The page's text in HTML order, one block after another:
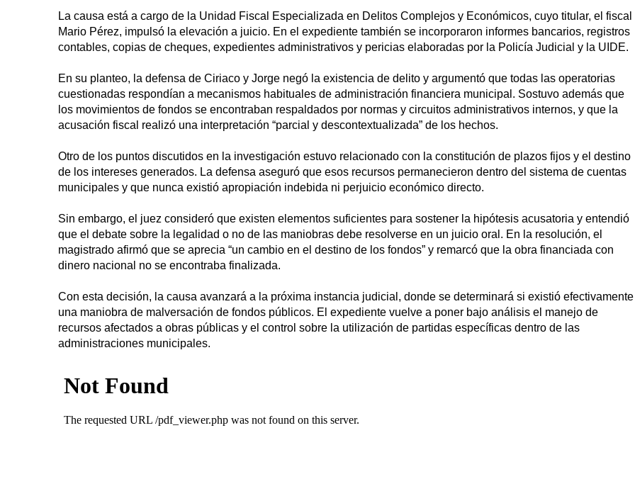
La causa está a cargo de la Unidad Fiscal Especializada en Delitos Complejos y Económicos, cuyo titular, el fiscal
Mario Pérez, impulsó la elevación a juicio. En el expediente también se incorporaron informes bancarios, registros
contables, copias de cheques, expedientes administrativos y pericias elaboradas por la Policía Judicial y la UIDE.
En su planteo, la defensa de Ciriaco y Jorge negó la existencia de delito y argumentó que todas las operatorias
cuestionadas respondían a mecanismos habituales de administración financiera municipal. Sostuvo además que
los movimientos de fondos se encontraban respaldados por normas y circuitos administrativos internos, y que la
acusación fiscal realizó una interpretación “parcial y descontextualizada” de los hechos.
Otro de los puntos discutidos en la investigación estuvo relacionado con la constitución de plazos fijos y el destino
de los intereses generados. La defensa aseguró que esos recursos permanecieron dentro del sistema de cuentas
municipales y que nunca existió apropiación indebida ni perjuicio económico directo.
Sin embargo, el juez consideró que existen elementos suficientes para sostener la hipótesis acusatoria y entendió
que el debate sobre la legalidad o no de las maniobras debe resolverse en un juicio oral. En la resolución, el
magistrado afirmó que se aprecia “un cambio en el destino de los fondos” y remarcó que la obra financiada con
dinero nacional no se encontraba finalizada.
Con esta decisión, la causa avanzará a la próxima instancia judicial, donde se determinará si existió efectivamente
una maniobra de malversación de fondos públicos. El expediente vuelve a poner bajo análisis el manejo de
recursos afectados a obras públicas y el control sobre la utilización de partidas específicas dentro de las
administraciones municipales.